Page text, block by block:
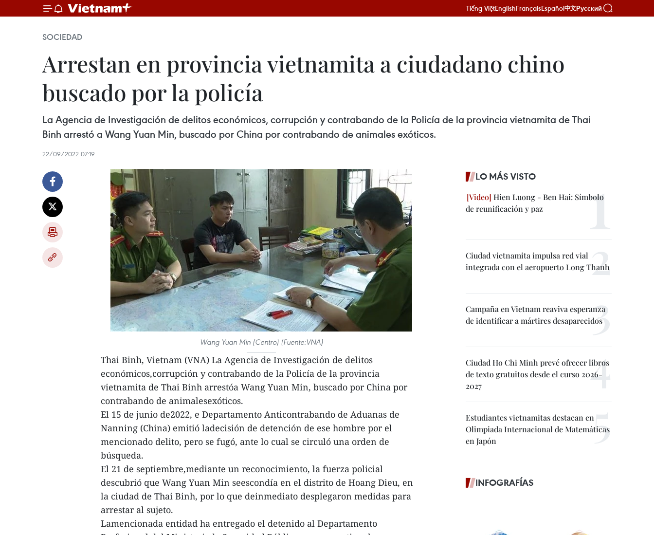
Tiếng ViệtEnglishFrançaisEspañol中文Русский
SOCIEDAD
Arrestan en provincia vietnamita a ciudadano chino
buscado por la policía
La Agencia de Investigación de delitos económicos, corrupción y contrabando de la Policía de la provincia vietnamita de Thai
Binh arrestó a Wang Yuan Min, buscado por China por contrabando de animales exóticos.
22/09/2022 07:19
Wang Yuan Min (Centro) (Fuente:VNA)
Thai Binh, Vietnam (VNA) La Agencia de Investigación de delitos
económicos,corrupción y contrabando de la Policía de la provincia
vietnamita de Thai Binh arrestóa Wang Yuan Min, buscado por China por
contrabando de animalesexóticos.
El 15 de junio de2022, e Departamento Anticontrabando de Aduanas de
Nanning (China) emitió ladecisión de detención de ese hombre por el
mencionado delito, pero se fugó, ante lo cual se circuló una orden de
búsqueda.
El 21 de septiembre,mediante un reconocimiento, la fuerza policial
descubrió que Wang Yuan Min seescondía en el distrito de Hoang Dieu, en
la ciudad de Thai Binh, por lo que deinmediato desplegaron medidas para
arrestar al sujeto.
Lamencionada entidad ha entregado el detenido al Departamento
LO MÁS VISTO
Hien Luong - Ben Hai: Símbolo
de reunificación y paz
Ciudad vietnamita impulsa red vial
integrada con el aeropuerto Long Thanh
Campaña en Vietnam reaviva esperanza
de identificar a mártires desaparecidos
Ciudad Ho Chi Minh prevé ofrecer libros
de texto gratuitos desde el curso 2026-
2027
Estudiantes vietnamitas destacan en
Olimpiada Internacional de Matemáticas
en Japón
INFOGRAFÍAS